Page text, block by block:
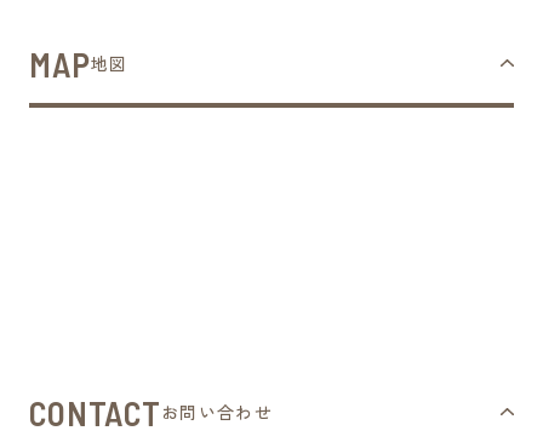
MAP地図
CONTACT お問い合わせ